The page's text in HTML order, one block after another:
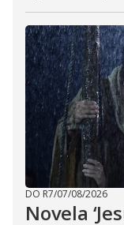
DO R7/07/08/2026
Novela